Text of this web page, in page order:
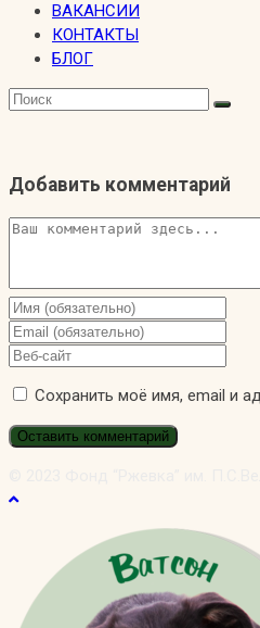
ВАКАНСИИ
КОНТАКТЫ
БЛОГ
Добавить комментарий
Комментарий
Введите
свое
имя
имя
пользователя,
чтобы
Введите
свой
адрес,
чтобы
прокомментировать
Введите
вашего
веб-
сайта
Сохранить моё имя, email и